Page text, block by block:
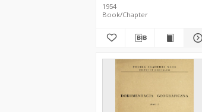
1954
Book/Chapter